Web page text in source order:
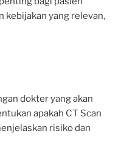
kebijakan yang relevan,
dokter yang akan
apakah CT Scan
risiko dan